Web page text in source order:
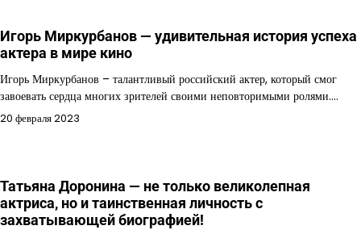
Игорь Миркурбанов — удивительная история успеха
актера в мире кино
Игорь Миркурбанов – талантливый российский актер, который смог
завоевать сердца многих зрителей своими неповторимыми ролями.…
20 февраля 2023
Татьяна Доронина — не только великолепная
актриса, но и таинственная личность с
захватывающей биографией!